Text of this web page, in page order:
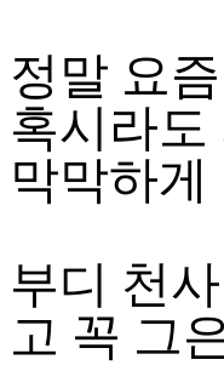
정말 요
혹시라
막막하
부디 천
고 꼭 그